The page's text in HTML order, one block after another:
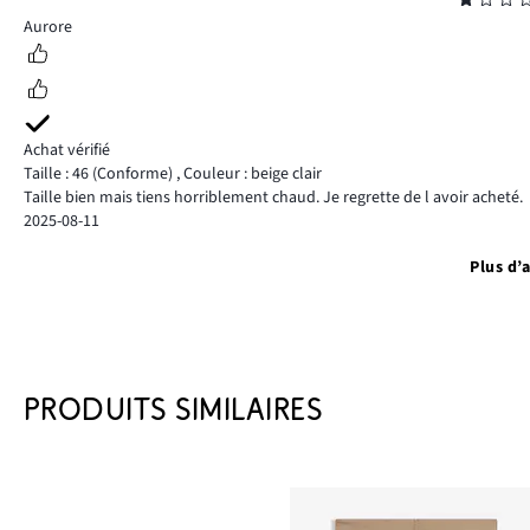
1
Aurore
Achat vérifié
Taille : 46 (Conforme) ,Couleur : beige clair
Taille bien mais tiens horriblement chaud. Je regrette de l avoir acheté.
2025-08-11
Plus
PRODUITS SIMILAIRES